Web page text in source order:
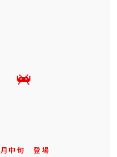
月中旬 登場